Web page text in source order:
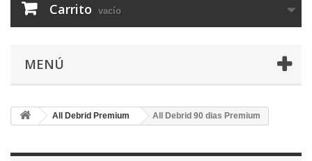
Carrito vacío
MENÚ
All Debrid Premium All Debrid 90 dias Premium